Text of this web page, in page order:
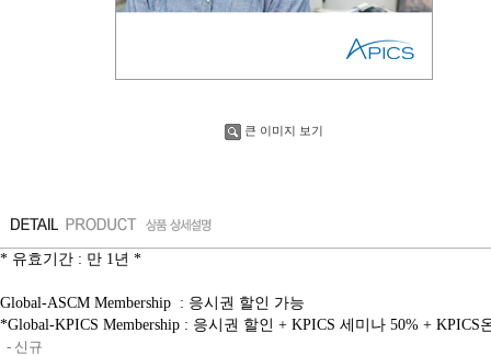
큰 이미지 보기
* 유효기간 : 만 1년 *
Global-ASCM Membership : 응시권 할인 가능
*Global-KPICS Membership : 응시권 할인 + KPICS 세미나 50% + KPICS
- 신규